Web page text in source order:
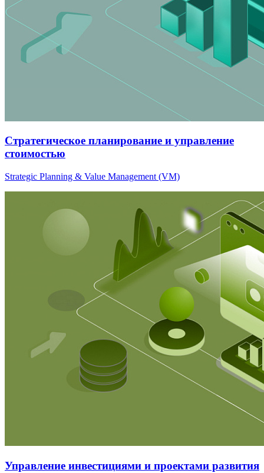
Стратегическое планирование и управление
стоимостью
Strategic Planning & Value Management (VM)
Управление инвестициями и проектами развития